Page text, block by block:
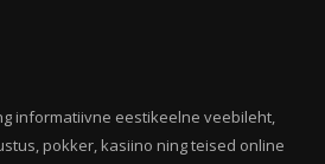
informatiivne eestikeelne veebileht,
pokker, kasiino ning teised online